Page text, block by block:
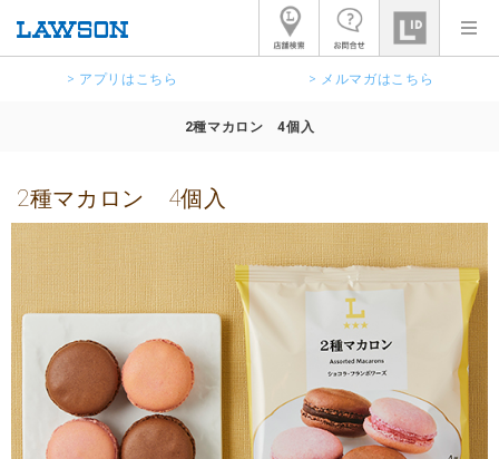
> アプリはこちら > メルマガはこちら
2種マカロン 4個入
2種マカロン 4個入